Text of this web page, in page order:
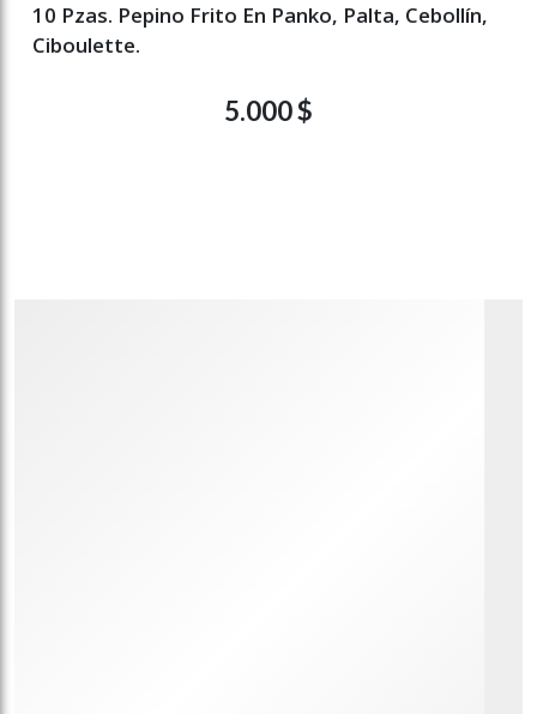
10 Pzas. Pepino Frito En Panko, Palta, Cebollín,
Ciboulette.
5.000 $